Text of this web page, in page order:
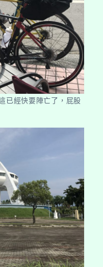
已經快要陣亡了，屁股